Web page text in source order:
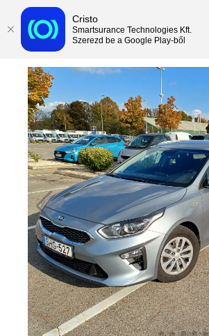
Cristo
Smartsurance Technologies Kft.
Szerezd be a Google Play-ből